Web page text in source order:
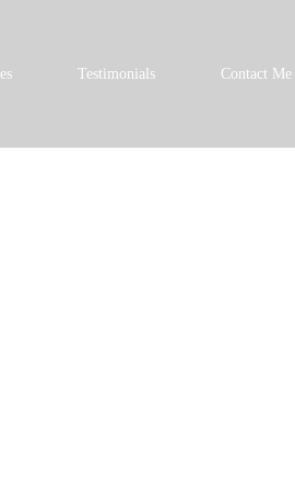
Testimonials Contact Me